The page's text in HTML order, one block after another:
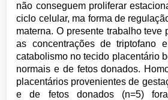
não conseguem proliferar
ciclo celular, ma forma de
materna. O presente trabalho teve
as concentrações de triptofano
catabolismo no tecido placentário
normais e de fetos donados.
placentários provenientes de
e de fetos donados (n=5)